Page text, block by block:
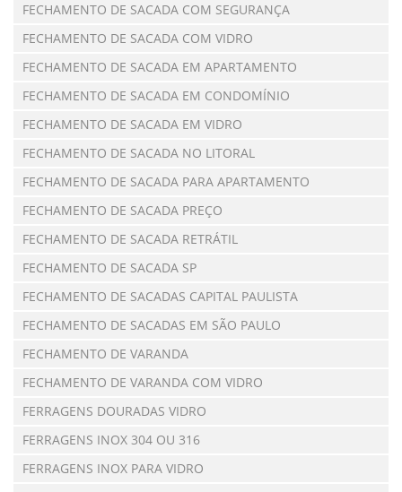
FECHAMENTO DE SACADA COM SEGURANÇA
FECHAMENTO DE SACADA COM VIDRO
FECHAMENTO DE SACADA EM APARTAMENTO
FECHAMENTO DE SACADA EM CONDOMÍNIO
FECHAMENTO DE SACADA EM VIDRO
FECHAMENTO DE SACADA NO LITORAL
FECHAMENTO DE SACADA PARA APARTAMENTO
FECHAMENTO DE SACADA PREÇO
FECHAMENTO DE SACADA RETRÁTIL
FECHAMENTO DE SACADA SP
FECHAMENTO DE SACADAS CAPITAL PAULISTA
FECHAMENTO DE SACADAS EM SÃO PAULO
FECHAMENTO DE VARANDA
FECHAMENTO DE VARANDA COM VIDRO
FERRAGENS DOURADAS VIDRO
FERRAGENS INOX 304 OU 316
FERRAGENS INOX PARA VIDRO